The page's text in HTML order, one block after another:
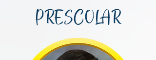
PRESCOLAR